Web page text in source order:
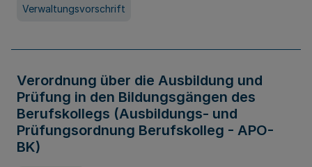
Verwaltungsvorschrift
Verordnung über die Ausbildung und
Prüfung in den Bildungsgängen des
Berufskollegs (Ausbildungs- und
Prüfungsordnung Berufskolleg - APO-
BK)